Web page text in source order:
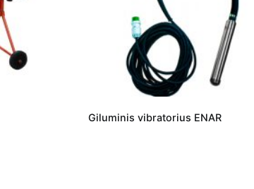
Giluminis vibratorius ENAR